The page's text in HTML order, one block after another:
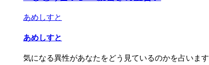
あめしすと
あめしすと
気になる異性があなたをどう見ているのかを占います